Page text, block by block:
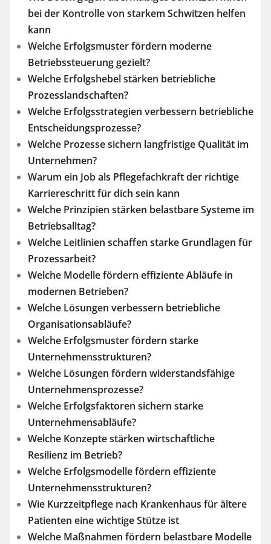
bei der Kontrolle von starkem Schwitzen helfen
kann
Welche Erfolgsmuster fördern moderne
Betriebssteuerung gezielt?
Welche Erfolgshebel stärken betriebliche
Prozesslandschaften?
Welche Erfolgsstrategien verbessern betriebliche
Entscheidungsprozesse?
Welche Prozesse sichern langfristige Qualität im
Unternehmen?
Warum ein Job als Pflegefachkraft der richtige
Karriereschritt für dich sein kann
Welche Prinzipien stärken belastbare Systeme im
Betriebsalltag?
Welche Leitlinien schaffen starke Grundlagen für
Prozessarbeit?
Welche Modelle fördern effiziente Abläufe in
modernen Betrieben?
Welche Lösungen verbessern betriebliche
Organisationsabläufe?
Welche Erfolgsmuster fördern starke
Unternehmensstrukturen?
Welche Lösungen fördern widerstandsfähige
Unternehmensprozesse?
Welche Erfolgsfaktoren sichern starke
Unternehmensabläufe?
Welche Konzepte stärken wirtschaftliche
Resilienz im Betrieb?
Welche Erfolgsmodelle fördern effiziente
Unternehmensstrukturen?
Wie Kurzzeitpflege nach Krankenhaus für ältere
Patienten eine wichtige Stütze ist
Welche Maßnahmen fördern belastbare Modelle